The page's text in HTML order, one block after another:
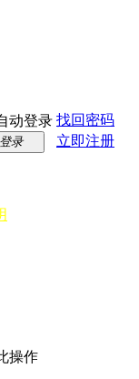
动登录 找回密码
登录
立即注册
操作